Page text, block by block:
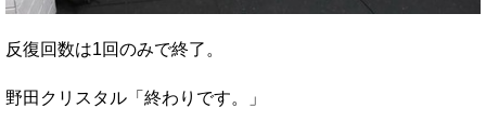
反復回数は1回のみで終了。
野田クリスタル「終わりです。」